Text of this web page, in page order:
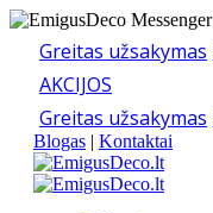
Greitas užsakymas
AKCIJOS
Greitas užsakymas
Blogas | Kontaktai